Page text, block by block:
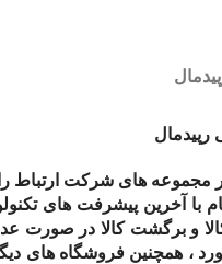
رپیدمال
مجموعه های شرکت ارتباط
با آخرین پیشرفت های
و برگشت کالا در صورت
، همچنین فروشگاه های